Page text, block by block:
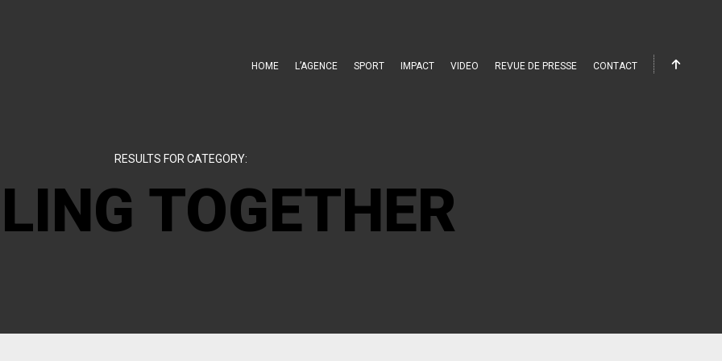
HOME L’AGENCE SPORT IMPACT VIDEO REVUE DE PRESSE CONTACT
RESULTS FOR CATEGORY:
TOGETHER